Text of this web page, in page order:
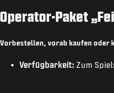
Operator-Paket
Vorbestellen, vorab kaufen oder
Verfügbarkeit: Zum